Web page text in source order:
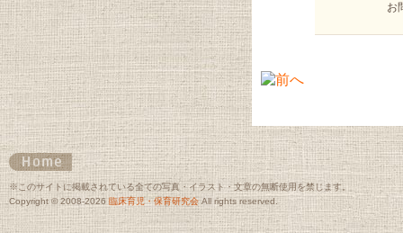
お
※このサイトに掲載されている全ての写真・イラスト・文章の無断使用を禁じます。
Copyright © 2008-2026 臨床育児・保育研究会All rights reserved.